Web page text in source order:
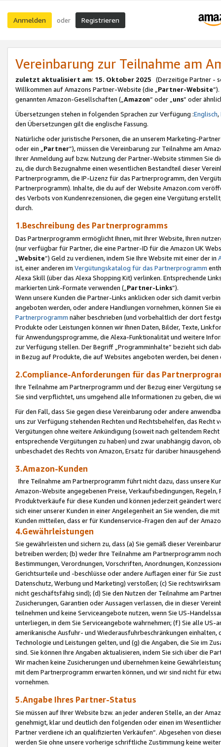
Anmelden oder Registrieren
Vereinbarung zur Teilnahme am
zuletzt aktualisiert am: 15. Oktober 2025 (Derzeitige Partner -
Willkommen auf Amazons Partner-Website (die „Partner-Website
genannten Amazon-Gesellschaften („Amazon“ oder „uns“ oder
Übersetzungen stehen in folgenden Sprachen zur Verfügung :Englisch,
den Übersetzungen gilt die englische Fassung.
Natürliche oder juristische Personen, die an unserem Marketing-
oder ein „Partner“), müssen die Vereinbarung zur Teilnahme am
Ihrer Anmeldung auf bzw. Nutzung der Partner-Website stimmen Sie
zu, die durch Bezugnahme einen wesentlichen Bestandteil dieser
Partnerprogramm, die IP-Lizenz für das Partnerprogramm, den
Partnerprogramm). Inhalte, die du auf der Website Amazon.com
des Verbots von Kundenrezensionen, die gegen eine Vergütung
durch.
1.Beschreibung des Partnerprogramms
Das Partnerprogramm ermöglicht Ihnen, mit Ihrer Website, Ihren
(nur verfügbar für Partner, die eine Partner-ID für die Amazon UK
Website“) Geld zu verdienen, indem Sie Ihre Website mit einer der in
ist, einer anderen im Vergütungskatalog für das Partnerprogramm
Alexa Skill (über das Alexa Shopping Kit) verlinken. Entsprechende
markierten Link-Formate verwenden („ Partner-Links“).
Wenn unsere Kunden die Partner-Links anklicken oder sich damit
angeboten werden, oder andere Handlungen vornehmen, können Sie
Partnerprogramm näher beschrieben (und vorbehaltlich der dort
Produkte oder Leistungen können wir Ihnen Daten, Bilder, Texte,
für Anwendungsprogramme, die Alexa-Funktionalität und weitere
zur Verfügung stellen. Der Begriff „Programminhalte“ bezieht sich
in Bezug auf Produkte, die auf Websites angeboten werden, bei
2.Compliance-Anforderungen für das
Ihre Teilnahme am Partnerprogramm und der Bezug einer Vergütung
Sie sind verpflichtet, uns umgehend alle Informationen zu geben, die
Für den Fall, dass Sie gegen diese Vereinbarung oder andere
uns zur Verfügung stehenden Rechten und Rechtsbehelfen, das
Vergütungen ohne weitere Ankündigung (soweit nach geltendem
entsprechende Vergütungen zu haben) und zwar unabhängig davon,
unbeschadet des Rechts von Amazon, Ersatz für darüber
3.Amazon-Kunden
Ihre Teilnahme am Partnerprogramm führt nicht dazu, dass unsere
Amazon-Website angegebenen Preise, Verkaufsbedingungen,
Produktverkäufe für diese Kunden und können jederzeit geändert
sich einer unserer Kunden in einer Angelegenheit an Sie wenden, die
Kunden mitteilen, dass er für Kundenservice-Fragen den auf der
4.Gewährleistungen
Sie gewährleisten und sichern zu, dass (a) Sie gemäß dieser
betreiben werden; (b) weder Ihre Teilnahme am Partnerprogramm
Bestimmungen, Verordnungen, Vorschriften, Anordnungen,
Gerichtsurteile und -beschlüsse oder andere Auflagen einer für Sie
Datenschutz, Werbung und Marketing) verstoßen; (c) Sie
nicht geschäftsfähig sind); (d) Sie den Nutzen der Teilnahme am
Zusicherungen, Garantien oder Aussagen verlassen, die in dieser
teilnehmen und keine Serviceangebote nutzen, wenn Sie US-
unterliegen, in dem Sie Serviceangebote wahrnehmen; (f) Sie alle
amerikanische Ausfuhr- und Wiederausfuhrbeschränkungen
Technologie und Leistungen gelten, und (g) die Angaben, die Sie im
sind. Sie können Ihre Angaben aktualisieren, indem Sie sich über die
Wir machen keine Zusicherungen und übernehmen keine
mit dem Partnerprogramm erwarten können, und wir sind nicht für
vornehmen.
5.Angabe Ihres Partner-Status
Sie müssen auf Ihrer Website bzw. an jeder anderen Stelle, an der
genehmigt, klar und deutlich den folgenden oder einen im
Partner verdiene ich an qualifizierten Verkäufen“. Abgesehen von
werden Sie ohne unsere vorherige schriftliche Zustimmung keine